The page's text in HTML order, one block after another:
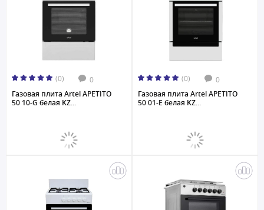
(0) 0
Газовая плита Artel APETITO
50 10-G белая KZ...
(0) 0
Газовая плита Artel APETITO
50 01-E белая KZ...